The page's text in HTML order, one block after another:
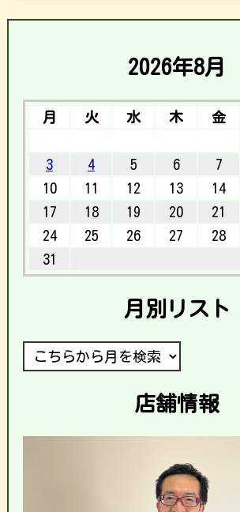
2026年8月
月 火 水 木 金
3
4 5 6 7
10
11 12 13 14
17
18 19 20 21
24
25 26 27 28
31
月別リスト
店舗情報